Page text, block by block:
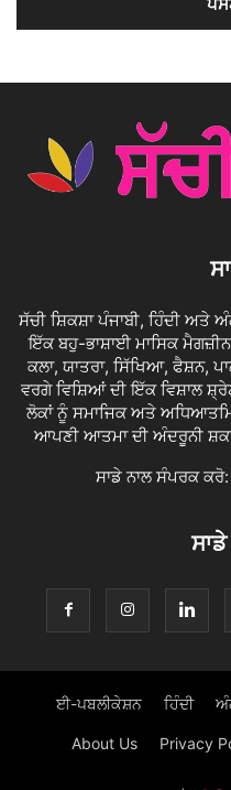
ਸੱਚੀ ਸ਼ਿਕਸ਼ਾ ਪੰਜਾਬੀ, ਹਿੰਦੀ ਅਤੇ
ਇੱਕ ਬਹੁ-ਭਾਸ਼ਾਈ ਮਾਸਿਕ
ਕਲਾ, ਯਾਤਰਾ, ਸਿੱਖਿਆ, ਫੈਸ਼ਨ,
ਵਰਗੇ ਵਿਸ਼ਿਆਂ ਦੀ ਇੱਕ ਵਿਸ਼ਾਲ
ਲੋਕਾਂ ਨੂੰ ਸਮਾਜਿਕ ਅਤੇ
ਆਪਣੀ ਆਤਮਾ ਦੀ ਅੰਦਰੂਨੀ
ਸਾਡੇ ਨਾਲ ਸੰਪਰਕ ਕਰੋ:
ਈ-ਪਬਲੀਕੇਸ਼ਨ ਹਿੰਦੀ
About Us Privacy